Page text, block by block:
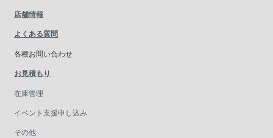
店舗情報
よくある質問
各種お問い合わせ
お見積もり
在庫管理
イベント支援申し込み
その他